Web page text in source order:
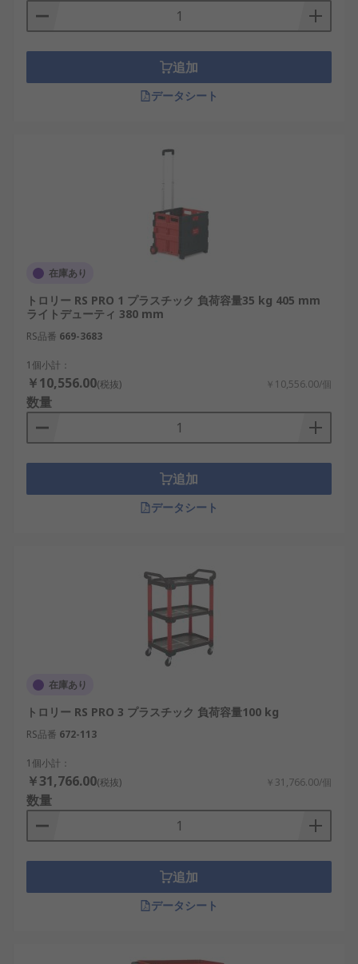
追加
データシート
在庫あり
トロリー RS PRO 1 プラスチック 負荷容量35 kg 405 mm
ライトデューティ 380 mm
RS品番 669-3683
1個小計：
￥10,556.00(税抜) ￥10,556.00/個
数量
追加
データシート
在庫あり
トロリー RS PRO 3 プラスチック 負荷容量100 kg
RS品番 672-113
1個小計：
￥31,766.00(税抜) ￥31,766.00/個
数量
追加
データシート